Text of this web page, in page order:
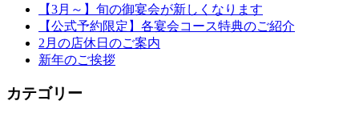
【3月～】旬の御宴会が新しくなります
【公式予約限定】各宴会コース特典のご紹介
2月の店休日のご案内
新年のご挨拶
カテゴリー